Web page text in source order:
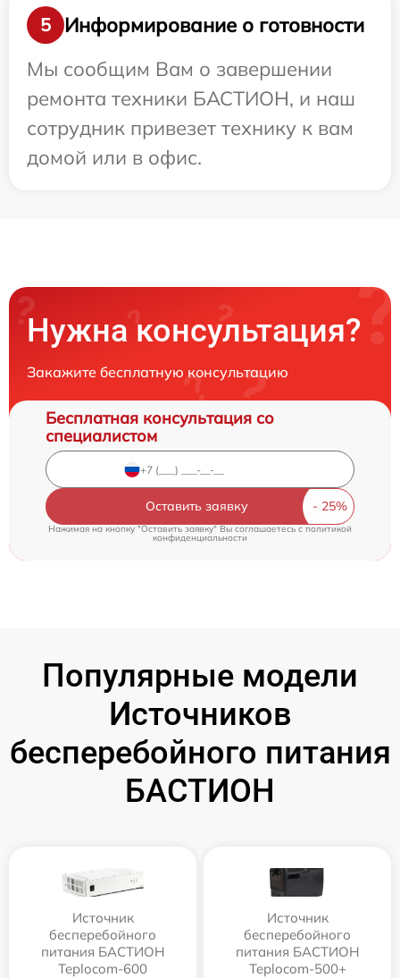
5
Информирование о готовности
Мы сообщим Вам о завершении
ремонта техники БАСТИОН, и наш
сотрудник привезет технику к вам
домой или в офис.
Нужна консультация?
Закажите бесплатную консультацию
Бесплатная консультация со
специалистом
Оставить заявку
Нажимая на кнопку "Оставить заявку" Вы соглашаетесь cполитикой
конфиденциальности
Популярные модели
Источников
бесперебойного питания
БАСТИОН
Источник
бесперебойного
питания БАСТИОН
Teplocom-600
Источник
бесперебойного
питания БАСТИОН
Teplocom-500+